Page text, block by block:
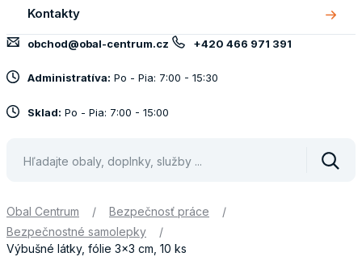
Kontakty
obchod@obal-centrum.cz +420 466 971 391
Administratíva: Po - Pia: 7:00 - 15:30
Sklad: Po - Pia: 7:00 - 15:00
Obal Centrum / Bezpečnosť práce
/
Bezpečnostné samolepky
/
Výbušné látky, fólie 3x3 cm, 10 ks